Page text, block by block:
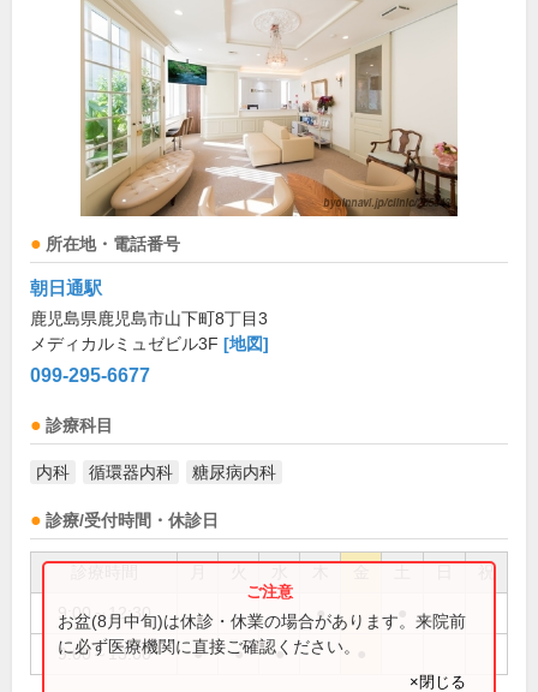
所在地・電話番号
朝日通駅
鹿児島県鹿児島市山下町8丁目3
メディカルミュゼビル3F [地図]
099-295-6677
診療科目
内科 循環器内科 糖尿病内科
診療/受付時間・休診日
祝
9:00～12:30 ●
9:00～13:00 ● ● ●
お盆(8月中旬)は休診・休業の場合があります。来院前
に必ず医療機関に直接ご確認ください。
×閉じる